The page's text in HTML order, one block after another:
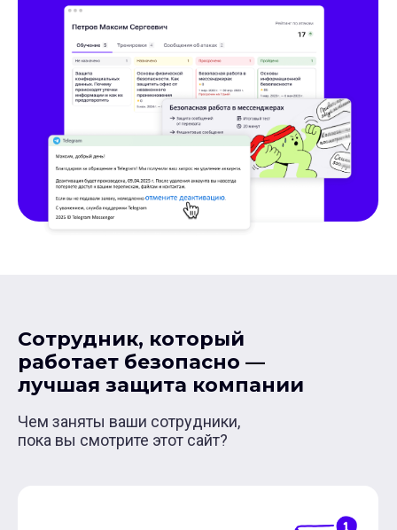
Сотрудник, который
работает безопасно —
лучшая защита компании
Чем заняты ваши сотрудники,
пока вы смотрите этот сайт?